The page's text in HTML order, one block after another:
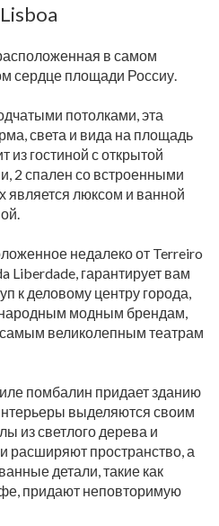
в самом
сердце площади Россиу.
потолками, эта
света и вида на площадь
из гостиной с открытой
2 спален со встроенными
является люксом и ванной
недалеко от Terreiro
Liberdade, гарантирует вам
к деловому центру города,
модным брендам,
великолепным театрам
помбалин придает зданию
выделяются своим
из светлого дерева и
пространство, а
детали, такие как
придают неповторимую